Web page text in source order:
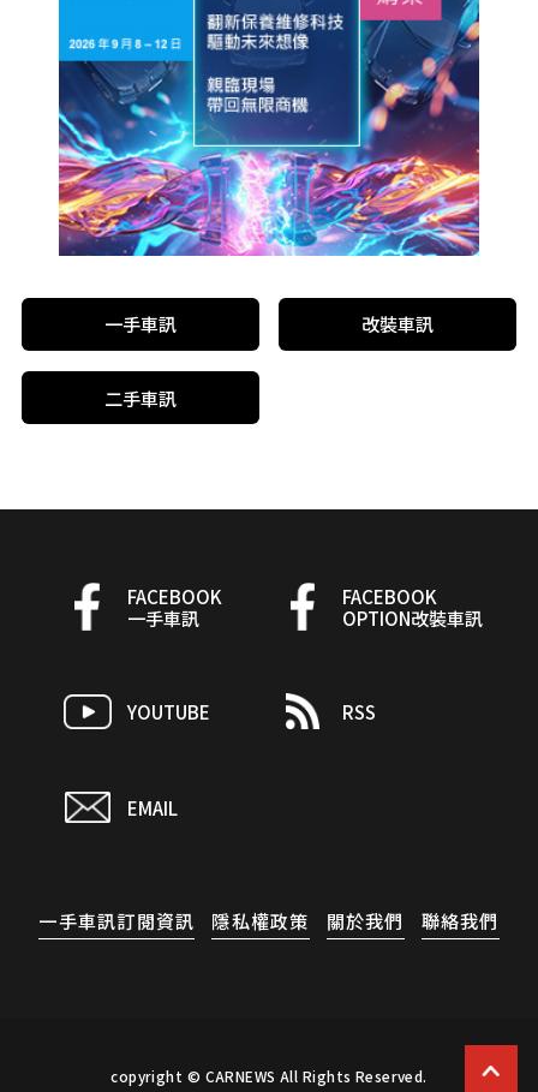
一手車訊 改裝車訊
二手車訊
FACEBOOK
一手車訊
FACEBOOK
OPTION改裝車訊
YOUTUBE RSS
EMAIL
一手車訊訂閱資訊 隱私權政策 關於我們 聯絡我們
copyright © CARNEWS All Rights Reserved.